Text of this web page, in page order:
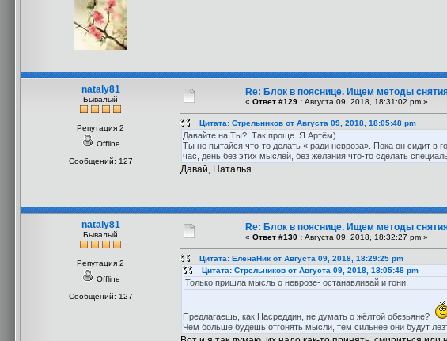
nataly81
Бывалый
Репутация 2
Offline
Сообщений: 127
Re: Блок в пояснице. Ищем методы
« Ответ #129 : Августа 09, 2018, 18:31:02 pm »
Цитата: Стрельников от Августа 09, 2018, 18:05:48 pm
Давайте на Ты?! Так проще. Я Артём)
Ты не пытайся что-то делать « ради невроза». Пока он сидит в
час, день без этих мыслей, без желания что-то сделать
Давай, Наталья
nataly81
Бывалый
Репутация 2
Offline
Сообщений: 127
Re: Блок в пояснице. Ищем методы
« Ответ #130 : Августа 09, 2018, 18:32:27 pm »
Цитата: ЕленаНик от Августа 09, 2018, 18:29:25 pm
Цитата: Стрельников от Августа 09, 2018, 18:05:48 pm
Только пришла мысль о неврозе- останавливай и гони.
Предлагаешь, как Насреддин, не думать о жёлтой обезьяне?
Чем больше будешь отгонять мысли, тем сильнее они будут